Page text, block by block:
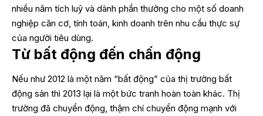
nhiều năm tích luỹ và dành phần thưởng cho một số doanh
nghiệp căn cơ, tính toán, kinh doanh trên nhu cầu thực sự
của người tiêu dùng.
Từ bất động đến chấn động
Nếu như 2012 là một năm “bất động” của thị trường bất
động sản thì 2013 lại là một bức tranh hoàn toàn khác. Thị
trường đã chuyển động, thậm chí chuyển động mạnh với